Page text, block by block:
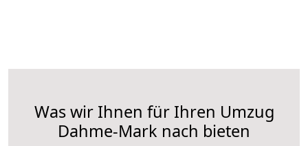
Was wir Ihnen für Ihren Umzug
Dahme-Mark nach bieten